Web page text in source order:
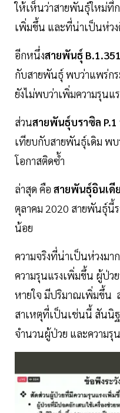
ให้เห็นว่าสายพันธุ์ใหม่ที่
เพิ่มขึ้น และที่น่าเป็นห่ว
อีกหนึ่งสายพันธุ์ B.1.351
กับสายพันธุ์ พบว่าแพร่กร
ยังไม่พบว่าเพิ่มความรุนแ
ส่วนสายพันธุ์บราซิล P.1
เทียบกับสายพันธุ์เดิม พ
โอกาสติดซ้ำ
ล่าสุด คือ สายพันธุ์อินเดี
ตุลาคม 2020 สายพันธุ์นี้
น้อย
ความจริงที่น่าเป็นห่วงม
ความรุนแรงเพิ่มขึ้น ผู้ป่ว
หายใจ มีปริมาณเพิ่มขึ้น
สาเหตุที่เป็นเช่นนี้ สันนิ
จำนวนผู้ป่วย และความรุ